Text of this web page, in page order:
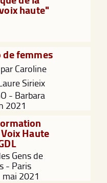
haute"
femmes
Caroline
Sirieix
- Barbara
2021
Haute
Gens de
- Paris
2021